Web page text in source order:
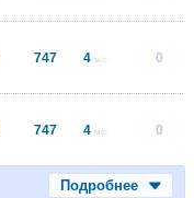
747 4 м/с 0
747 4 м/с 0
Подробнее